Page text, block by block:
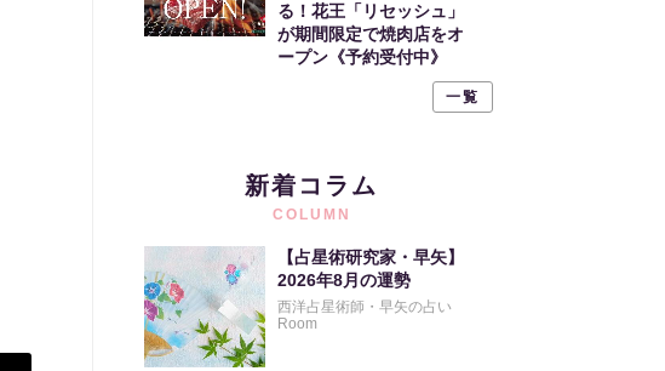
る！花王「リセッシュ」
が期間限定で焼肉店をオ
ープン《予約受付中》
一覧
新着コラム
COLUMN
【占星術研究家・早矢】
2026年8月の運勢
西洋占星術師・早矢の占い
Room